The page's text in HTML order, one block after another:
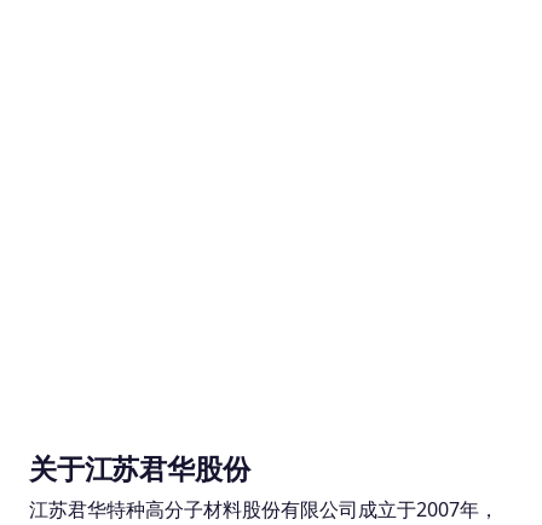
关于江苏君华股份
江苏君华特种高分子材料股份有限公司成立于2007年，